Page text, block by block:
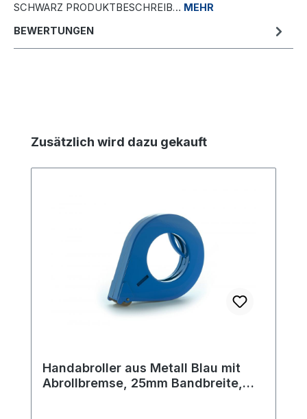
SCHWARZ PRODUKTBESCHREIB… MEHR
BEWERTUNGEN
Produktgalerie überspringen
Zusätzlich wird dazu gekauft
Handabroller aus Metall Blau mit
Abrollbremse, 25mm Bandbreite,